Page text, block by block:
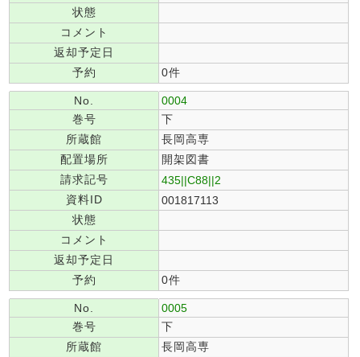
状態
コメント
返却予定日
予約
0件
No.
0004
巻号
下
所蔵館
長岡高専
配置場所
開架図書
請求記号
435||C88||2
資料ID
001817113
状態
コメント
返却予定日
予約
0件
No.
0005
巻号
下
所蔵館
長岡高専